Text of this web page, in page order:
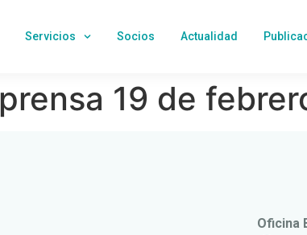
Servicios Socios Actualidad
19 de
Oficina